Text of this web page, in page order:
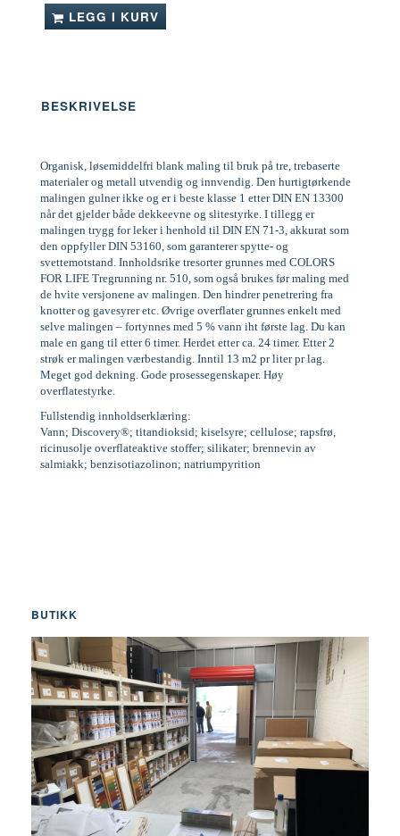
LEGG I KURV
BESKRIVELSE
Organisk, løsemiddelfri blank maling til bruk på tre, trebaserte
materialer og metall utvendig og innvendig. Den hurtigtørkende
malingen gulner ikke og er i beste klasse 1 etter DIN EN 13300
når det gjelder både dekkeevne og slitestyrke. I tillegg er
malingen trygg for leker i henhold til DIN EN 71-3, akkurat som
den oppfyller DIN 53160, som garanterer spytte- og
svettemotstand. Innholdsrike tresorter grunnes med COLORS
FOR LIFE Tregrunning nr. 510, som også brukes før maling med
de hvite versjonene av malingen. Den hindrer penetrering fra
knotter og gavesyrer etc. Øvrige overflater grunnes enkelt med
selve malingen – fortynnes med 5 % vann iht første lag. Du kan
male en gang til etter 6 timer. Herdet etter ca. 24 timer. Etter 2
strøk er malingen værbestandig. Inntil 13 m2 pr liter pr lag.
Meget god dekning. Gode prosessegenskaper. Høy
overflatestyrke.
Fullstendig innholdserklæring:
Vann; Discovery®; titandioksid; kiselsyre; cellulose; rapsfrø,
ricinusolje overflateaktive stoffer; silikater; brennevin av
salmiakk; benzisotiazolinon; natriumpyrition
BUTIKK